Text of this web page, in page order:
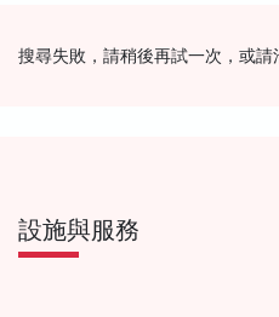
搜尋失敗，請稍後再試一次，或請
設施與服務